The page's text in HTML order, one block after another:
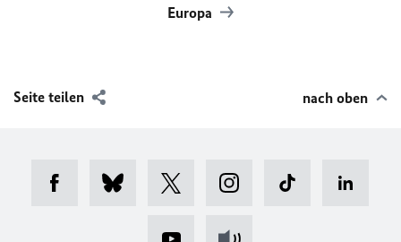
Europa
Seite teilen nach oben